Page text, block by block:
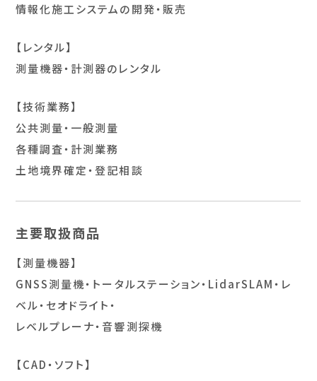
情報化施工システムの開発・販売
【レンタル】
測量機器・計測器のレンタル
【技術業務】
公共測量・一般測量
各種調査・計測業務
土地境界確定・登記相談
主要取扱商品
【測量機器】
GNSS測量機・トータルステーション・LidarSLAM・レ
ベル・セオドライト・
レベルプレーナ・音響測探機
【CAD・ソフト】